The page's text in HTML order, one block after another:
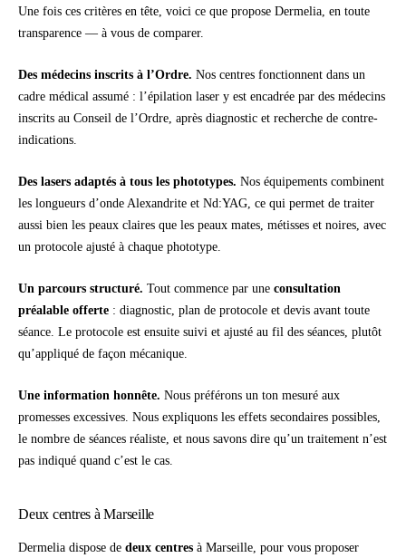
Une fois ces critères en tête, voici ce que propose Dermelia, en toute
transparence — à vous de comparer.
Des médecins inscrits à l’Ordre. Nos centres fonctionnent dans un
cadre médical assumé : l’épilation laser y est encadrée par des médecins
inscrits au Conseil de l’Ordre, après diagnostic et recherche de contre-
indications.
Des lasers adaptés à tous les phototypes. Nos équipements combinent
les longueurs d’onde Alexandrite et Nd:YAG, ce qui permet de traiter
aussi bien les peaux claires que les peaux mates, métisses et noires, avec
un protocole ajusté à chaque phototype.
Un parcours structuré. Tout commence par une consultation
préalable offerte : diagnostic, plan de protocole et devis avant toute
séance. Le protocole est ensuite suivi et ajusté au fil des séances, plutôt
qu’appliqué de façon mécanique.
Une information honnête. Nous préférons un ton mesuré aux
promesses excessives. Nous expliquons les effets secondaires possibles,
le nombre de séances réaliste, et nous savons dire qu’un traitement n’est
pas indiqué quand c’est le cas.
Deux centres à Marseille
Dermelia dispose de deux centres à Marseille, pour vous proposer